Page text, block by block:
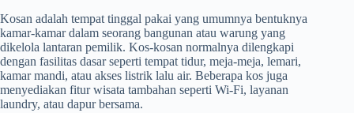
Kosan adalah tempat tinggal pakai yang umumnya bentuknya
kamar-kamar dalam seorang bangunan atau warung yang
dikelola lantaran pemilik. Kos-kosan normalnya dilengkapi
dengan fasilitas dasar seperti tempat tidur, meja-meja, lemari,
kamar mandi, atau akses listrik lalu air. Beberapa kos juga
menyediakan fitur wisata tambahan seperti Wi-Fi, layanan
laundry, atau dapur bersama.